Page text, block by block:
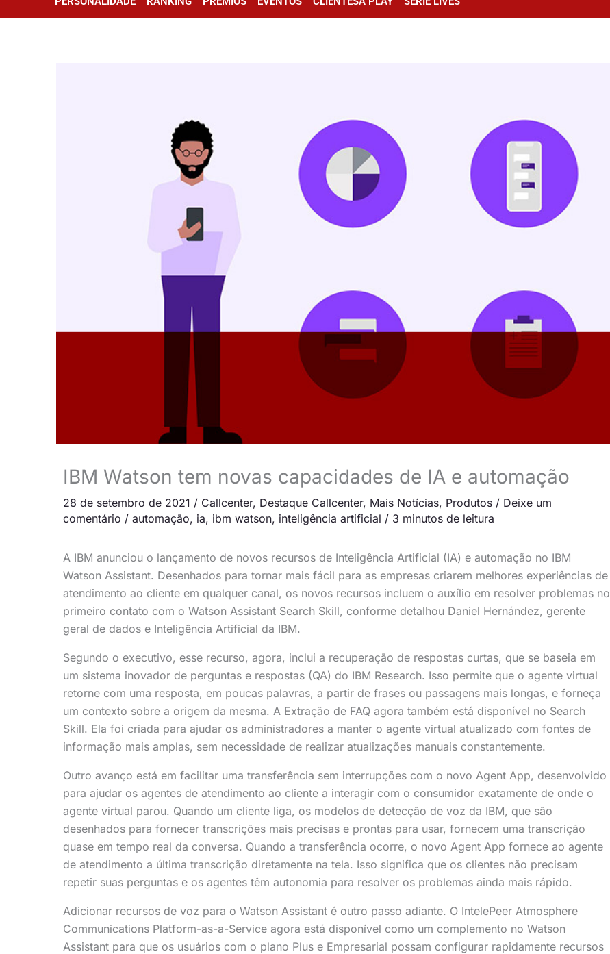
IBM Watson tem novas capacidades de IA e automação
28 de setembro de 2021 / Callcenter, Destaque Callcenter, Mais Notícias, Produtos / Deixe um
comentário / automação, ia, ibm watson, inteligência artificial / 3 minutos de leitura
A IBM anunciou o lançamento de novos recursos de Inteligência Artificial (IA) e automação no IBM
Watson Assistant. Desenhados para tornar mais fácil para as empresas criarem melhores experiências de
atendimento ao cliente em qualquer canal, os novos recursos incluem o auxílio em resolver problemas no
primeiro contato com o Watson Assistant Search Skill, conforme detalhou Daniel Hernández, gerente
geral de dados e Inteligência Artificial da IBM.
Segundo o executivo, esse recurso, agora, inclui a recuperação de respostas curtas, que se baseia em
um sistema inovador de perguntas e respostas (QA) do IBM Research. Isso permite que o agente virtual
retorne com uma resposta, em poucas palavras, a partir de frases ou passagens mais longas, e forneça
um contexto sobre a origem da mesma. A Extração de FAQ agora também está disponível no Search
Skill. Ela foi criada para ajudar os administradores a manter o agente virtual atualizado com fontes de
informação mais amplas, sem necessidade de realizar atualizações manuais constantemente.
Outro avanço está em facilitar uma transferência sem interrupções com o novo Agent App, desenvolvido
para ajudar os agentes de atendimento ao cliente a interagir com o consumidor exatamente de onde o
agente virtual parou. Quando um cliente liga, os modelos de detecção de voz da IBM, que são
desenhados para fornecer transcrições mais precisas e prontas para usar, fornecem uma transcrição
quase em tempo real da conversa. Quando a transferência ocorre, o novo Agent App fornece ao agente
de atendimento a última transcrição diretamente na tela. Isso significa que os clientes não precisam
repetir suas perguntas e os agentes têm autonomia para resolver os problemas ainda mais rápido.
Adicionar recursos de voz para o Watson Assistant é outro passo adiante. O IntelePeer Atmosphere
Communications Platform-as-a-Service agora está disponível como um complemento no Watson
Assistant para que os usuários com o plano Plus e Empresarial possam configurar rapidamente recursos